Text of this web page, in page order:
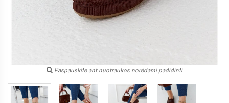
Paspauskite ant nuotraukos norėdami padidinti